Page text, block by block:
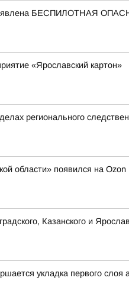
БЕСПИЛОТНАЯ
«Ярославский картон»
регионального
области» появился на Ozon
Казанского и
укладка первого слоя